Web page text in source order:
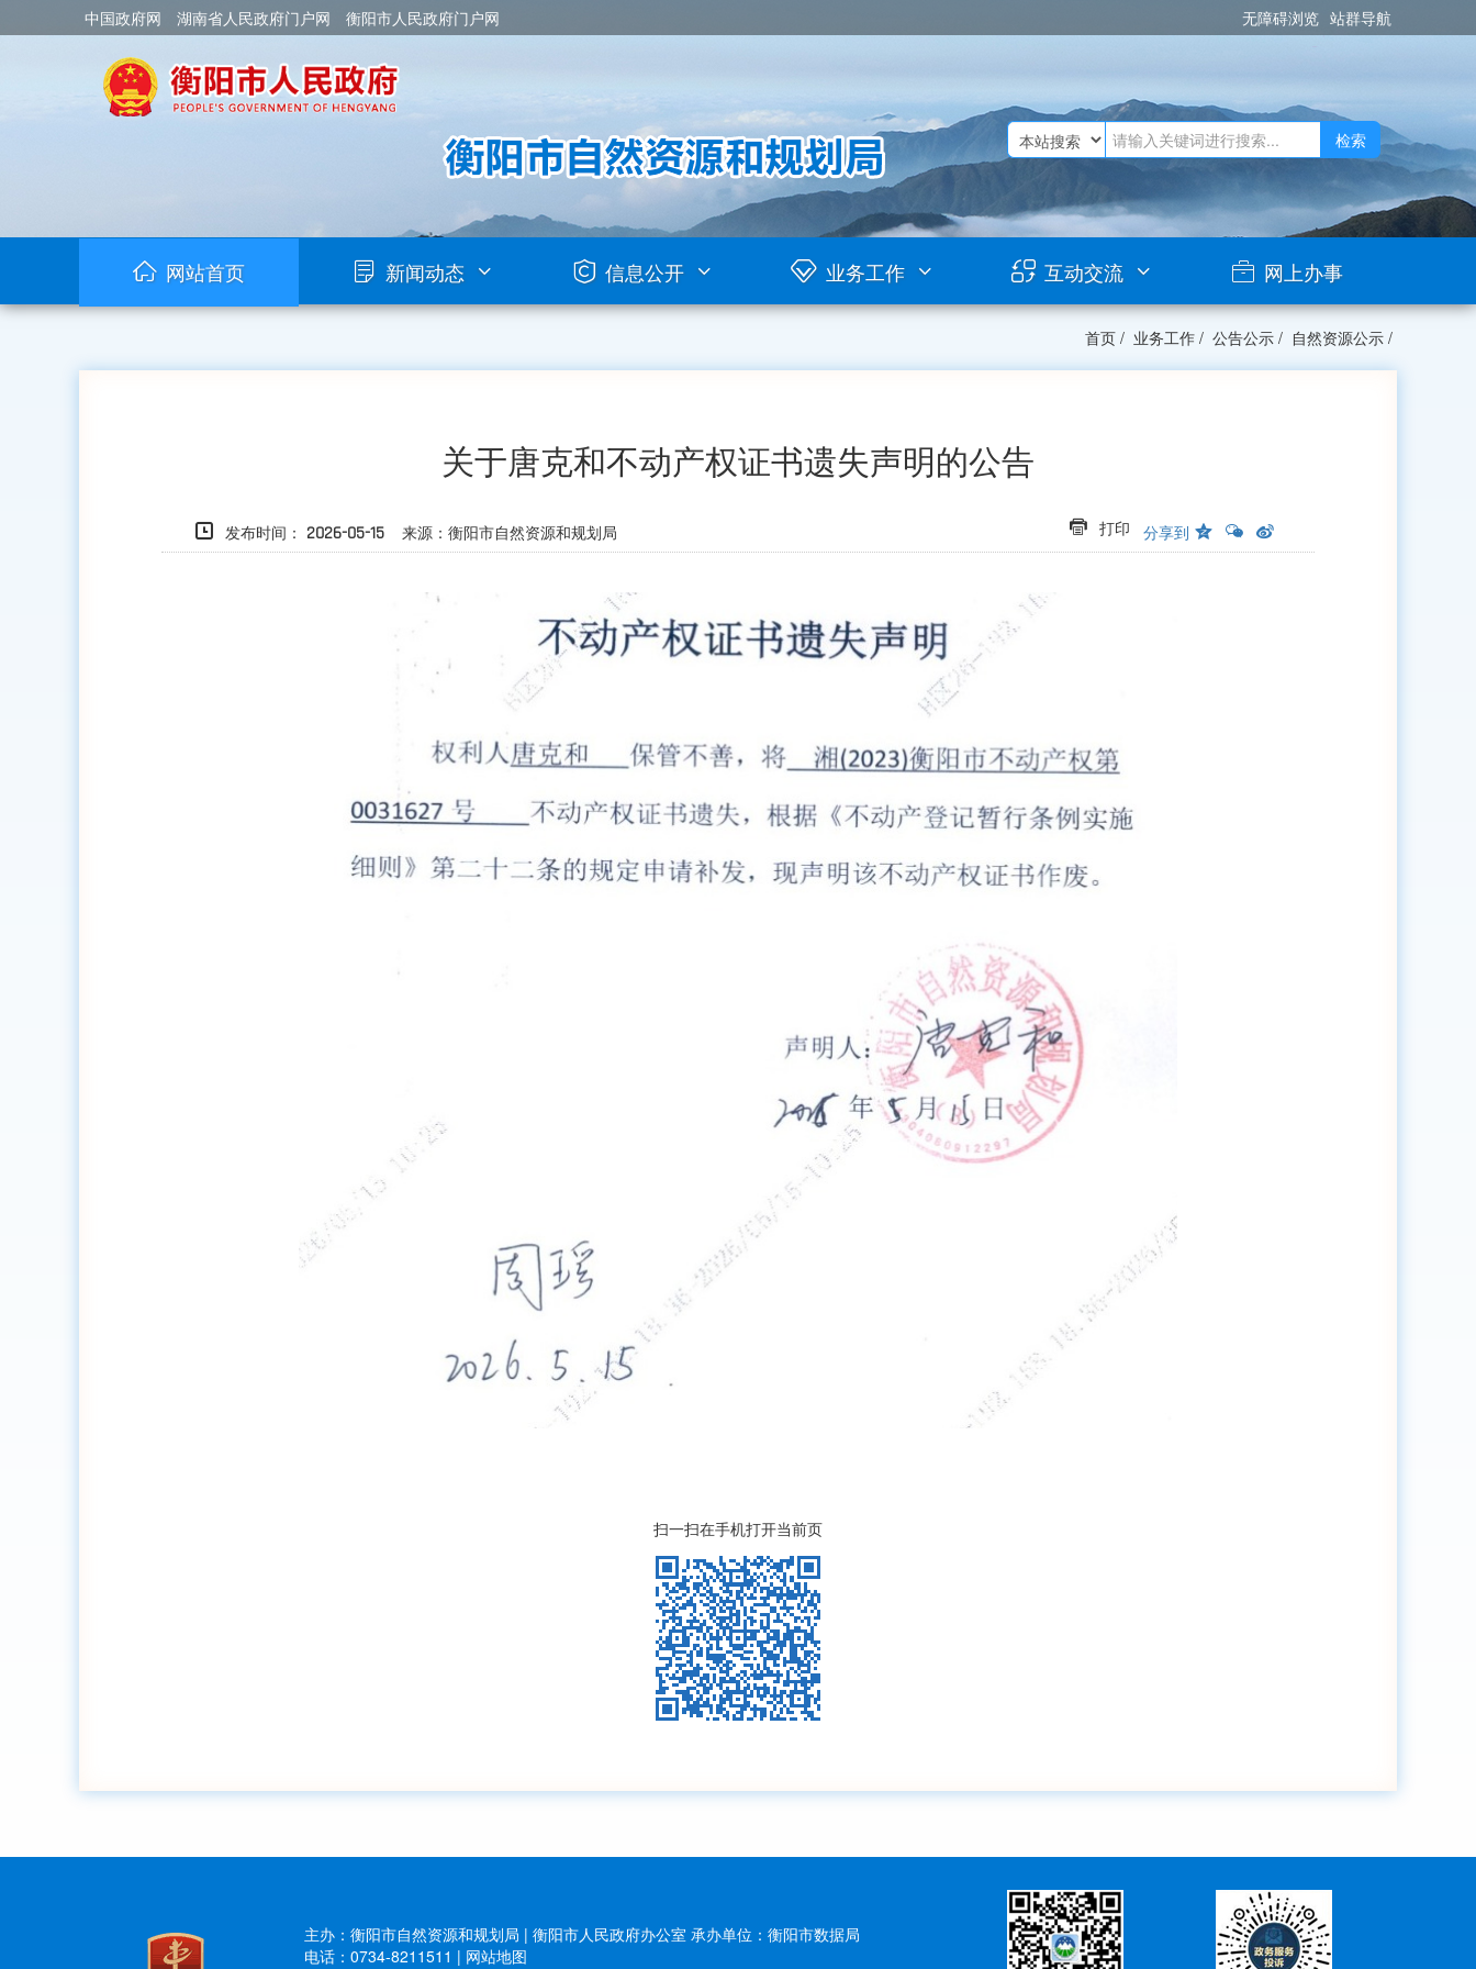
中国政府网 湖南省人民政府门户网 衡阳市人民政府门户网 无障碍浏览 站群导航
网站首页 新闻动态 信息公开 业务工作 互动交流 网上办事
检索
首页 / 业务工作 / 公告公示 / 自然资源公示 /
关于唐克和不动产权证书遗失声明的公告
发布时间： 2026-05-15 来源：衡阳市自然资源和规划局 打印 分享到
扫一扫在手机打开当前页
主办：衡阳市自然资源和规划局 | 衡阳市人民政府办公室 承办单位：衡阳市数据局
电话：0734-8211511 | 网站地图